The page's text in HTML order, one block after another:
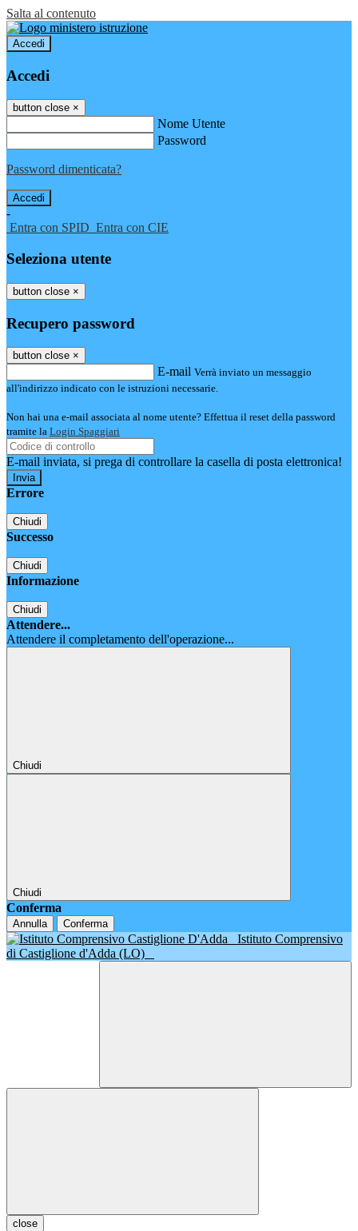
Salta al contenuto
Accedi
Accedi
button close ×
Nome Utente
Password
Password dimenticata?
-
Entra con SPID Entra con CIE
Seleziona utente
button close ×
Recupero password
button close ×
E-mail Verrà inviato un messaggio
all'indirizzo indicato con le istruzioni necessarie.
Non hai una e-mail associata al nome utente? Effettua il reset della password
tramite la Login Spaggiari
E-mail inviata, si prega di controllare la casella di posta elettronica!
Errore
Chiudi
Successo
Chiudi
Informazione
Chiudi
Attendere...
Attendere il completamento dell'operazione...
Chiudi
Chiudi
Conferma
Annulla Conferma
Istituto Comprensivo
di Castiglione d'Adda (LO)
close